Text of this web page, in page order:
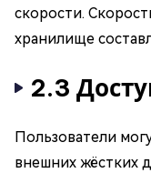
скорости.
хранилище
2.3
Пользователи
внешних жёстких